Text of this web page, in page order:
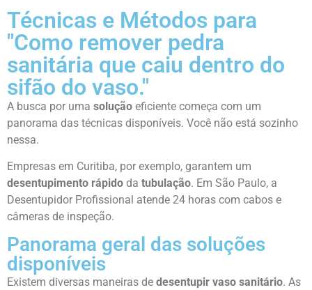
Técnicas e Métodos para
"Como remover pedra
sanitária que caiu dentro do
sifão do vaso."
A busca por uma solução eficiente começa com um
panorama das técnicas disponíveis. Você não está sozinho
nessa.
Empresas em Curitiba, por exemplo, garantem um
desentupimento rápido da tubulação. Em São Paulo, a
Desentupidor Profissional atende 24 horas com cabos e
câmeras de inspeção.
Panorama geral das soluções
disponíveis
Existem diversas maneiras de desentupir vaso sanitário. As